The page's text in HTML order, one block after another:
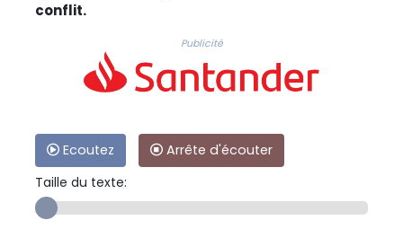
conflit.
Publicité
Ecoutez
Arrête d'écouter
Taille du texte: